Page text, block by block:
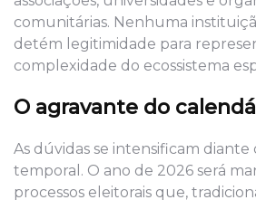
comunitárias. Nenhuma
detém legitimidade para
complexidade do ecossistema
O agravante do
As dúvidas se intensificam
temporal. O ano de 2026 será
processos eleitorais que,